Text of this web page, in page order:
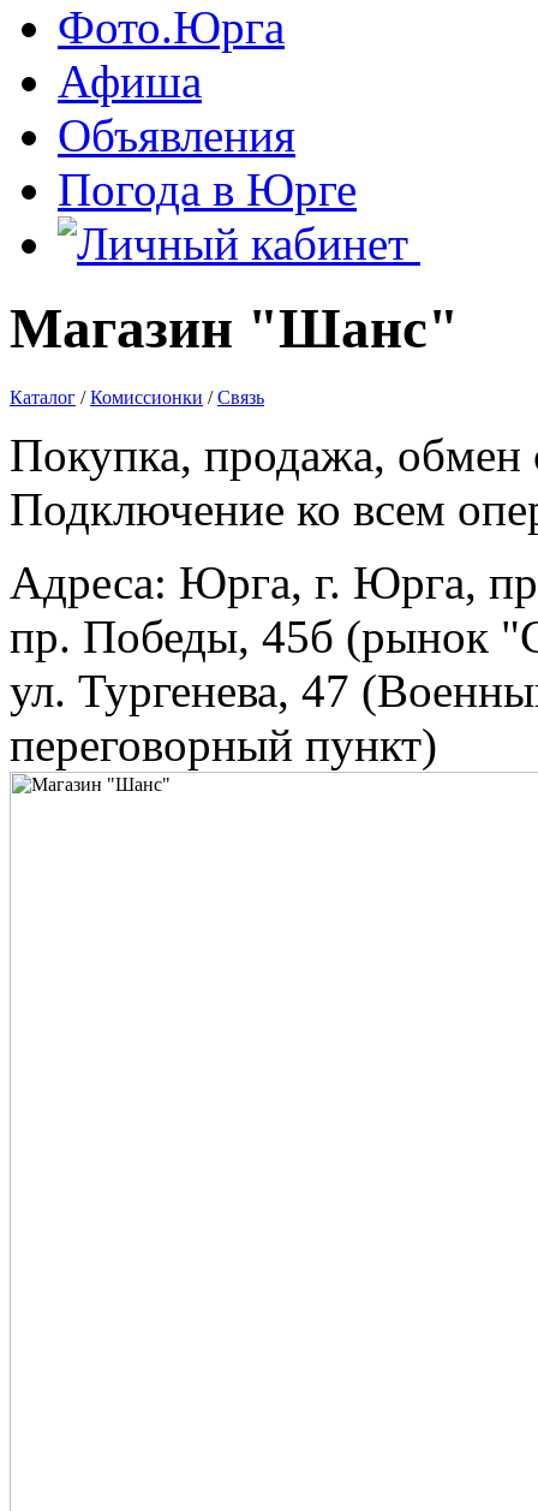
Фото.Юрга
Афиша
Объявления
Погода в Юрге
Магазин "Шанс"
Каталог /Комиссионки /Связь
Покупка, продажа, обмен
Подключение ко всем
Адреса: Юрга, г. Юрга,
пр. Победы, 45б (рынок
ул. Тургенева, 47
переговорный пункт)